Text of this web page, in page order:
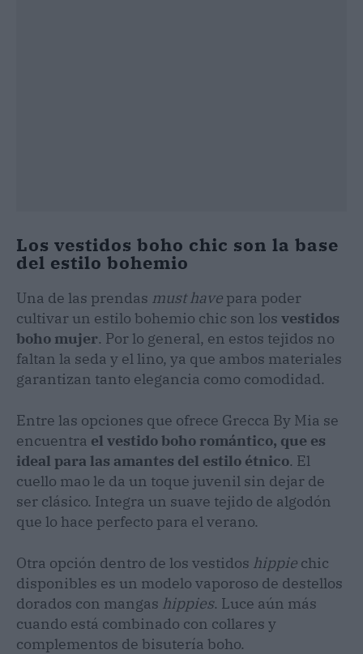
Los vestidos boho chic son la base
del estilo bohemio
Una de las prendas must have para poder
cultivar un estilo bohemio chic son los vestidos
boho mujer. Por lo general, en estos tejidos no
faltan la seda y el lino, ya que ambos materiales
garantizan tanto elegancia como comodidad.
Entre las opciones que ofrece Grecca By Mia se
encuentra el vestido boho romántico, que es
ideal para las amantes del estilo étnico. El
cuello mao le da un toque juvenil sin dejar de
ser clásico. Integra un suave tejido de algodón
que lo hace perfecto para el verano.
Otra opción dentro de los vestidos hippie chic
disponibles es un modelo vaporoso de destellos
dorados con mangas hippies. Luce aún más
cuando está combinado con collares y
complementos de bisutería boho.